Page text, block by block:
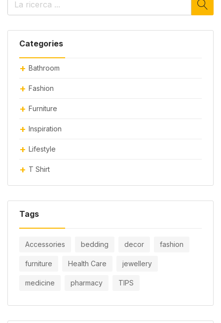
Categories
Bathroom
Fashion
Furniture
Inspiration
Lifestyle
T Shirt
Tags
Accessories bedding decor fashion
furniture Health Care jewellery
medicine pharmacy TIPS